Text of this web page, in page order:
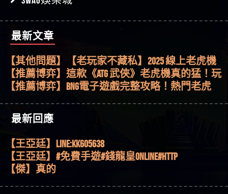
最新文章
【其他問題】用理性數據指路，開啟你的高回報
娛樂之旅
【其他問題】【老玩家不藏私】2025 線上老虎機
這樣挑！RTP、波動率和平台安全的全攻略！
【推薦博弈】這款《ATG 武俠》老虎機真的猛！玩
過才知道什麼叫超過3萬種中獎方式！
【推薦博弈】BNG電子遊戲完整攻略！熱門老虎
51,000倍數玩法攻略，輕鬆稱霸老虎機！
【其他問題】「拆解力智投資詐騙套路緊急追討
賴zg369」力智投資是不是詐騙 力智投資是真的嗎
力智投資是詐騙嗎 南部老翁還在癡迷力智投資高
回報獲利 請不要在匯款
【其他問題】 【遇天盛商行詐騙追回資金賴
zg369】天盛商行詐騙 天盛商行是不是詐騙 天盛商
行是真的嗎 天盛商行是詐騙嗎 被天盛商行詐騙一
招教你拿回
【其他問題】 受害者援助賴【zg369】退休老翁被
大戶e點靈詐騙痛不欲生 大戶e點靈是真的嗎 大戶e
點靈是不是詐騙 大戶e點靈是詐騙嗎 大戶e點靈無
法出金 （大戶e點靈）教你如何規避詐騙陷阱
【其他問題】 弘記投資詐騙持續收割國人中【免
費討回資金賴zg369】弘記投資是詐騙嗎 弘記投資
是不是詐騙 弘記投資是真的嗎 被弘記投資詐騙的
錢怎麼辦 本文教你如何拿回被騙資金
【其他問題】 被騙追回賴【zg369】KnTop利用新型
詐騙手法欺詐群眾 KnTop是真的嗎 KnTop是不是詐騙
KnTop是詐騙嗎 【KnTop】KnTop無法出金 被KnTop詐騙
【其他問題】機台運算專案詐騙持續收割國人中
【免費討回資金賴zg369】機台運算專案是詐騙嗎
【其他問題】 Hoyabit詐騙持續收割國人中【免費
最新回應
【傑】推代理真的好相處
回答
【王亞廷】LINE:kK605638
【王亞廷】#免費手遊#錢龍皇ONLINE#http
【傑】真的